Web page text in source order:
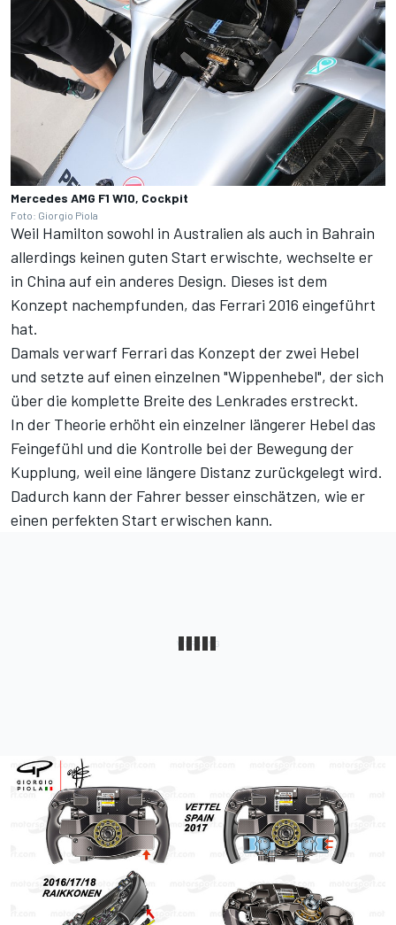
Mercedes AMG F1 W10, Cockpit
Foto: Giorgio Piola
Weil Hamilton sowohl in Australien als auch in Bahrain
allerdings keinen guten Start erwischte, wechselte er
in China auf ein anderes Design. Dieses ist dem
Konzept nachempfunden, das Ferrari 2016 eingeführt
hat.
Damals verwarf Ferrari das Konzept der zwei Hebel
und setzte auf einen einzelnen "Wippenhebel", der sich
über die komplette Breite des Lenkrades erstreckt.
In der Theorie erhöht ein einzelner längerer Hebel das
Feingefühl und die Kontrolle bei der Bewegung der
Kupplung, weil eine längere Distanz zurückgelegt wird.
Dadurch kann der Fahrer besser einschätzen, wie er
einen perfekten Start erwischen kann.